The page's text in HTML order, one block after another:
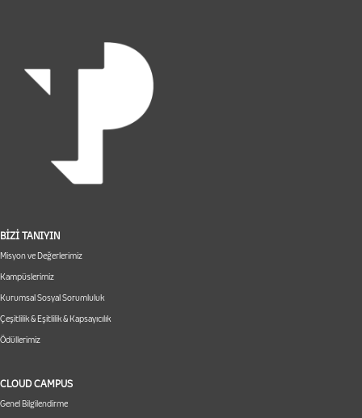
BİZİ TANIYIN
Misyon ve Değerlerimiz
Kampüslerimiz
Kurumsal Sosyal Sorumluluk
Çeşitlilik & Eşitlilik & Kapsayıcılık
Ödüllerimiz
CLOUD CAMPUS
Genel Bilgilendirme